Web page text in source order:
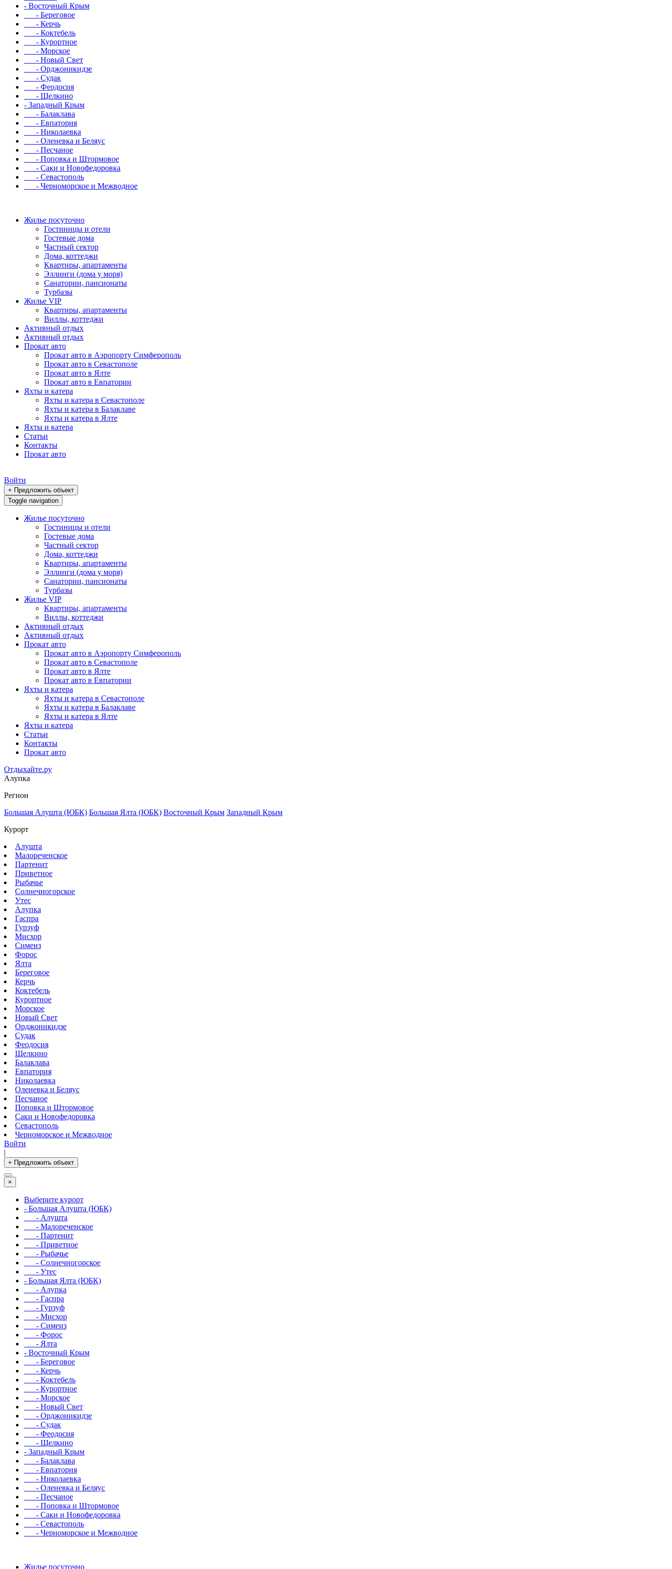
- Восточный Крым
- Береговое
- Керчь
- Коктебель
- Курортное
- Морское
- Новый Свет
- Орджоникидзе
- Судак
- Феодосия
- Щелкино
- Западный Крым
- Балаклава
- Евпатория
- Николаевка
- Оленевка и Беляус
- Песчаное
- Поповка и Штормовое
- Саки и Новофедоровка
- Севастополь
- Черноморское и Межводное
Жилье посуточно
Гостиницы и отели
Гостевые дома
Частный сектор
Дома, коттеджи
Квартиры, апартаменты
Эллинги (дома у моря)
Санатории, пансионаты
Турбазы
Жилье VIP
Квартиры, апартаменты
Виллы, коттеджи
Активный отдых
Активный отдых
Прокат авто
Прокат авто в Аэропорту Симферополь
Прокат авто в Севастополе
Прокат авто в Ялте
Прокат авто в Евпатории
Яхты и катера
Яхты и катера в Севастополе
Яхты и катера в Балаклаве
Яхты и катера в Ялте
Яхты и катера
Статьи
Контакты
Прокат авто
Войти
+ Предложить объект
Toggle navigation
Жилье посуточно
Гостиницы и отели
Гостевые дома
Частный сектор
Дома, коттеджи
Квартиры, апартаменты
Эллинги (дома у моря)
Санатории, пансионаты
Турбазы
Жилье VIP
Квартиры, апартаменты
Виллы, коттеджи
Активный отдых
Активный отдых
Прокат авто
Прокат авто в Аэропорту Симферополь
Прокат авто в Севастополе
Прокат авто в Ялте
Прокат авто в Евпатории
Яхты и катера
Яхты и катера в Севастополе
Яхты и катера в Балаклаве
Яхты и катера в Ялте
Яхты и катера
Статьи
Контакты
Прокат авто
Отдыхайте.ру
Алупка
Регион
Большая Алушта (ЮБК) Большая Ялта (ЮБК) Восточный Крым Западный Крым
Курорт
Алушта
Малореченское
Партенит
Приветное
Рыбачье
Солнечногорское
Утес
Алупка
Гаспра
Гурзуф
Мисхор
Симеиз
Форос
Ялта
Береговое
Керчь
Коктебель
Курортное
Морское
Новый Свет
Орджоникидзе
Судак
Феодосия
Щелкино
Балаклава
Евпатория
Николаевка
Оленевка и Беляус
Песчаное
Поповка и Штормовое
Саки и Новофедоровка
Севастополь
Черноморское и Межводное
Войти
|
+ Предложить объект
×
Выберите курорт
- Большая Алушта (ЮБК)
- Алушта
- Малореченское
- Партенит
- Приветное
- Рыбачье
- Солнечногорское
- Утес
- Большая Ялта (ЮБК)
- Алупка
- Гаспра
- Гурзуф
- Мисхор
- Симеиз
- Форос
- Ялта
- Восточный Крым
- Береговое
- Керчь
- Коктебель
- Курортное
- Морское
- Новый Свет
- Орджоникидзе
- Судак
- Феодосия
- Щелкино
- Западный Крым
- Балаклава
- Евпатория
- Николаевка
- Оленевка и Беляус
- Песчаное
- Поповка и Штормовое
- Саки и Новофедоровка
- Севастополь
- Черноморское и Межводное
Жилье посуточно